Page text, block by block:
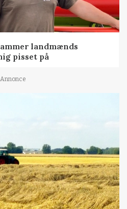
landmænds
pisset på
Annonce